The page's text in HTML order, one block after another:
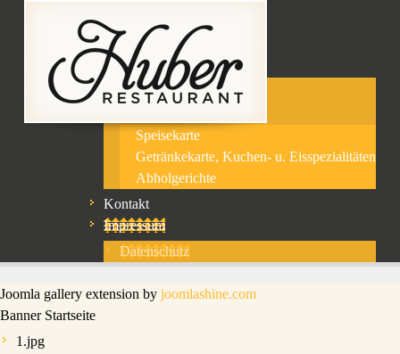
Aktuelles
Restaurant
Über uns
Speisekarte
Getränkekarte, Kuchen- u. Eisspezialitäten
Abholgerichte
Kontakt
Impressum
Datenschutz
Joomla gallery extension by joomlashine.com
Banner Startseite
1.jpg